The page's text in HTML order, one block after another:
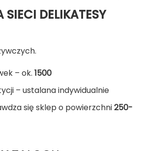
DELIKATESY
– ok. 1500
– ustalana indywidualnie
się sklep o powierzchni250-